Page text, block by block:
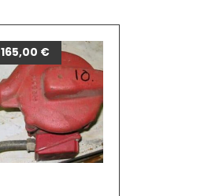
165,00 €